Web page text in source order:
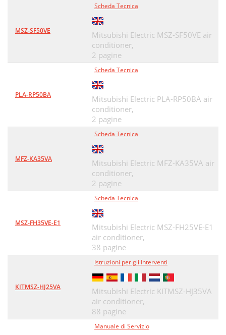
MSZ-SF50VE
Scheda Tecnica
Mitsubishi Electric MSZ-SF50VE air
conditioner,
2 pagine
PLA-RP50BA
Scheda Tecnica
Mitsubishi Electric PLA-RP50BA air
conditioner,
2 pagine
MFZ-KA35VA
Scheda Tecnica
Mitsubishi Electric MFZ-KA35VA air
conditioner,
2 pagine
MSZ-FH35VE-E1
Scheda Tecnica
Mitsubishi Electric MSZ-FH25VE-E1
air conditioner,
38 pagine
KITMSZ-HJ25VA
Istruzioni per gli Interventi
Mitsubishi Electric KITMSZ-HJ35VA
air conditioner,
88 pagine
Manuale di Servizio